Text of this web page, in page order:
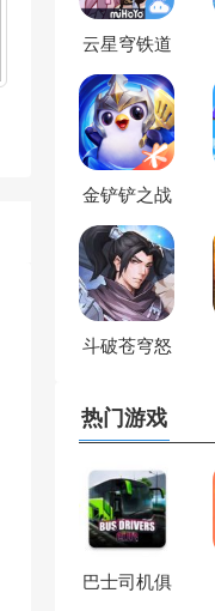
云星穹铁道
金铲铲之战
斗破苍穹怒
热门游戏
巴士司机俱